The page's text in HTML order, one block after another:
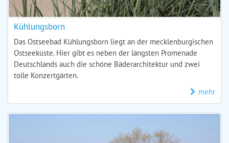
Kühlungsborn
Das Ostseebad Kühlungsborn liegt an der mecklenburgischen
Ostseeküste. Hier gibt es neben der längsten Promenade
Deutschlands auch die schöne Bäderarchitektur und zwei
tolle Konzertgärten.
mehr